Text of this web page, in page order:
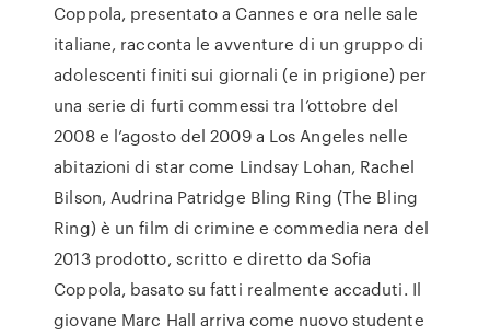
Coppola, presentato a Cannes e ora nelle sale
italiane, racconta le avventure di un gruppo di
adolescenti finiti sui giornali (e in prigione) per
una serie di furti commessi tra l’ottobre del
2008 e l’agosto del 2009 a Los Angeles nelle
abitazioni di star come Lindsay Lohan, Rachel
Bilson, Audrina Patridge Bling Ring (The Bling
Ring) è un film di crimine e commedia nera del
2013 prodotto, scritto e diretto da Sofia
Coppola, basato su fatti realmente accaduti. Il
giovane Marc Hall arriva come nuovo studente